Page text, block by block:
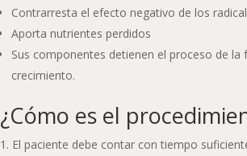
Contrarresta el efecto negativo de los
Aporta nutrientes perdidos
Sus componentes detienen el proceso de
crecimiento.
¿Cómo es el
El paciente debe contar con tiempo